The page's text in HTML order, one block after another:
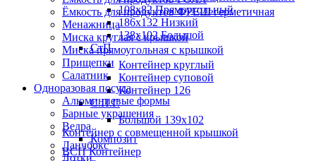
108х82 Прямоугольный
186х132 Низкий
138х102 Большой
СтП
Контейнер круглый
Контейнер суповой
Контейнер 126
С.П.Г.
Большой 139х102
Контейнер с совмещенной крышкой
Ланчбокс
Лотки
Ёмкость для продуктов ФРЕШ герметичная
Менажница
Миска круглая с крышкой
Миска прямоугольная с крышкой
Прищепки
Салатник
Одноразовая посуда
Алюминиевые формы
Барные украшения
Ведра
Композит
ВСП Контейнер